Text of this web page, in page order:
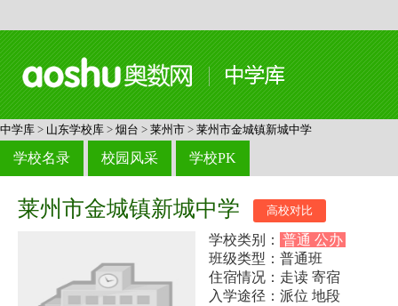
中学库 > 山东学校库 > 烟台 > 莱州市 > 莱州市金城镇新城中学
学校名录 校园风采 学校PK
莱州市金城镇新城中学 高校对比
学校类别： 普通 公办
班级类型：普通班
住宿情况：走读 寄宿
入学途径：派位 地段